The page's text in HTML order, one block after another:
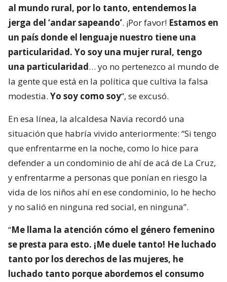
al mundo rural, por lo tanto, entendemos la
jerga del ‘andar sapeando’. ¡Por favor! Estamos en
un país donde el lenguaje nuestro tiene una
particularidad. Yo soy una mujer rural, tengo
una particularidad… yo no pertenezco al mundo de
la gente que está en la política que cultiva la falsa
modestia. Yo soy como soy“, se excusó.
En esa línea, la alcaldesa Navia recordó una
situación que habría vivido anteriormente: “Si tengo
que enfrentarme en la noche, como lo hice para
defender a un condominio de ahí de acá de La Cruz,
y enfrentarme a personas que ponían en riesgo la
vida de los niños ahí en ese condominio, lo he hecho
y no salió en ninguna red social, en ninguna”.
“Me llama la atención cómo el género femenino
se presta para esto. ¡Me duele tanto! He luchado
tanto por los derechos de las mujeres, he
luchado tanto porque abordemos el consumo